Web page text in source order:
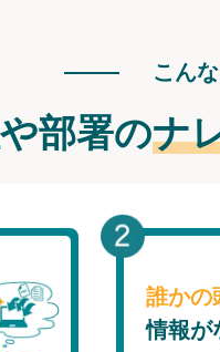
こん
部署のナ
誰かの
情報が